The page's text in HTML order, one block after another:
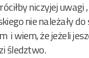
niczyjej
nie należały
i wiem, że jeżeli
śledztwo.